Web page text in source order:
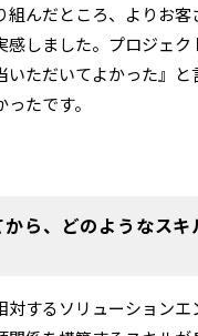
組んだところ、よりお
感しました。プロジェ
いただいてよかった』と
たです。
ら、どのようなス
対するソリューション